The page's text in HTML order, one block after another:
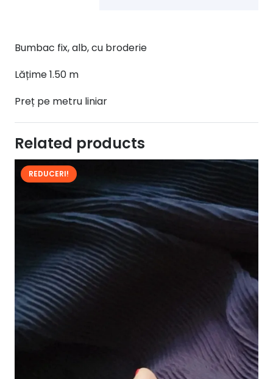
Bumbac fix, alb, cu broderie
Lățime 1.50 m
Preț pe metru liniar
Related products
REDUCERI!